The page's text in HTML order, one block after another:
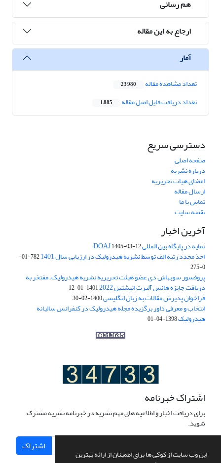
این وب سایت از کوکی ها برای اطمینان از ارائه بهترین
هم رسانی
ارجاع به این مقاله
آمار
تعداد مشاهده مقاله 23,980
تعداد دریافت فایل اصل مقاله 1,885
دسترسی سریع
صفحه اصلی
درباره نشریه
اعضای هیات تحریریه
ارسال مقاله
تماس با ما
نقشه سایت
آخرین اخبار
نمایه در پایگاه بین المللی DOAJ1405-03-12
اخذ مجدد رتبه الف توسط نشریه هیدرولیک در ارزیابی سال 1401
782-01-
0-275
پروفسور سوبهاش دی عضو هیئت تحریریه نشریه هیدرولیک، مفتخر به
دریافت جایزه هانس آلبرت انیشتین 2022 1401-01-12
فراخوان پذیرش مقالات به زبان انگلیسی1400-02-30
انتخاب و معرفی داور برگزیده مجله هیدرولیک در کنفرانس سالیانه
هیدرولیک1398-04-01
اشتراک خبرنامه
برای دریافت اخبار و اطلاعیه های مهم نشریه در خبرنامه نشریه مشترک
شوید.
اشتراک